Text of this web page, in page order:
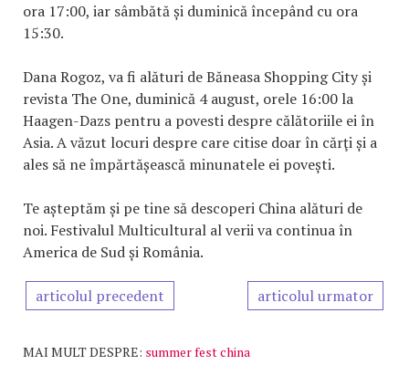
ora 17:00, iar sâmbătă și duminică începând cu ora
15:30.
Dana Rogoz, va fi alături de Băneasa Shopping City și
revista The One, duminică 4 august, orele 16:00 la
Haagen-Dazs pentru a povesti despre călătoriile ei în
Asia. A văzut locuri despre care citise doar în cărţi și a
ales să ne împărtășească minunatele ei povești.
Te așteptăm și pe tine să descoperi China alături de
noi. Festivalul Multicultural al verii va continua în
America de Sud și România.
articolul precedent articolul urmator
MAI MULT DESPRE: summer fest china